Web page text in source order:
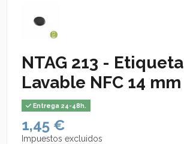
NTAG 213 - Etiqueta
Lavable NFC 14 mm
Entrega 24-48h.
1,45 €
Impuestos excluidos